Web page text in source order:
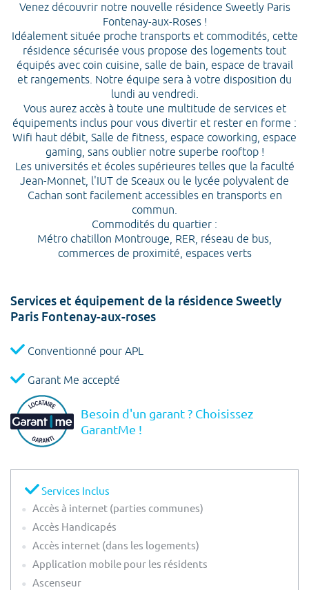
Venez découvrir notre nouvelle résidence Sweetly Paris
Fontenay-aux-Roses !
Idéalement située proche transports et commodités, cette
résidence sécurisée vous propose des logements tout
équipés avec coin cuisine, salle de bain, espace de travail
et rangements. Notre équipe sera à votre disposition du
lundi au vendredi.
Vous aurez accès à toute une multitude de services et
équipements inclus pour vous divertir et rester en forme :
Wifi haut débit, Salle de fitness, espace coworking, espace
gaming, sans oublier notre superbe rooftop !
Les universités et écoles supérieures telles que la faculté
Jean-Monnet, l'IUT de Sceaux ou le lycée polyvalent de
Cachan sont facilement accessibles en transports en
commun.
Commodités du quartier :
Métro chatillon Montrouge, RER, réseau de bus,
commerces de proximité, espaces verts
Services et équipement de la résidence Sweetly
Paris Fontenay-aux-roses
Conventionné pour APL
Garant Me accepté
Besoin d'un garant ? Choisissez
GarantMe !
Services Inclus
Accès à internet (parties communes)
Accès Handicapés
Accès internet (dans les logements)
Application mobile pour les résidents
Ascenseur